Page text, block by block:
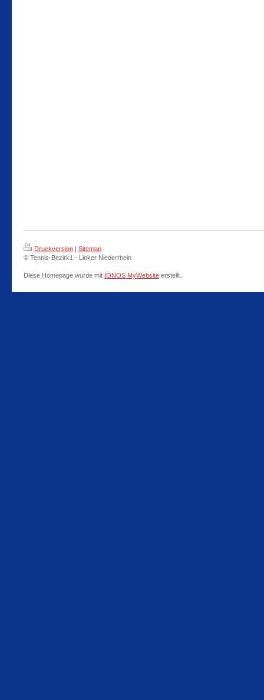
Druckversion | Sitemap
© Tennis-Bezirk1 - Linker Niederrhein
Diese Homepage wurde mit IONOS MyWebsite erstellt.